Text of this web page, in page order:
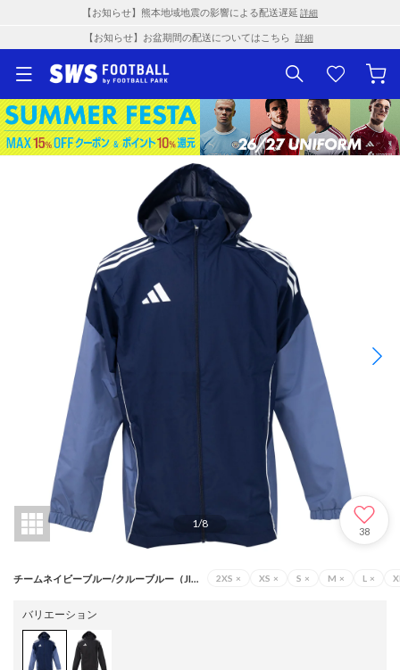
【お知らせ】熊本地域地震の影響による配送遅延 詳細
【お知らせ】お盆期間の配送についてはこちら 詳細
1/8
38
チームネイビーブルー/クルーブルー（JI6543） 2XS × XS × S × M × L ×
バリエーション